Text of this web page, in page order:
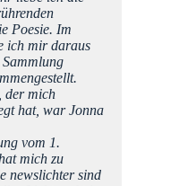
Poesie. Im
ich mir daraus
der mich
hat, war Jonna
vom 1.
mich zu
newslichter sind